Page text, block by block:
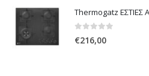
Thermogatz ΕΣΤΙΕΣ
0out of 5
€216,00